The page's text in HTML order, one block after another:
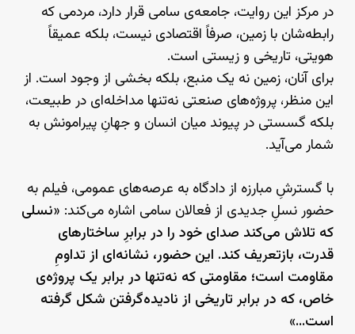
در مرکز این روایت، جامعه‌ی سامی قرار دارد، مردمی که
رابطه‌شان با زمین، صرفاً اقتصادی نیست، بلکه عمیقاً
هویتی، تاریخی و زیستی است.
برای آنان، زمین نه یک منبع، بلکه بخشی از وجود است. از
این منظر، پروژه‌های صنعتی نه‌تنها مداخله‌ای در طبیعت،
بلکه گسستی در پیوند میان انسان و جهانِ پیرامونش به
شمار می‌آید.
با گسترشِ مبارزه از دادگاه به عرصه‌‌های عمومی، فیلم به
حضور نسلِ جدیدی از فعالان سامی اشاره می‌کند: «نسلی
که تلاش می‌کند صدای خود را در برابرِ ساختارهای
قدرت، بازتعریف کند. این حضور، نشانه‌ای از تداومِ
مقاومت است؛ مقاومتی که نه‌تنها در برابر یک پروژه‌ی
خاص، که در برابر تاریخی از نادیده‌گرفتن شکل گرفته
است…»